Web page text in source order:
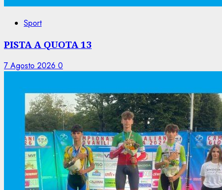
Sport
PISTA A QUOTA 13
7 Agosto 2026 0